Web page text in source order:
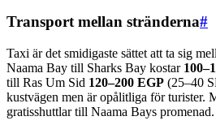
Transport mellan stränderna#
Taxi är det smidigaste sättet att ta sig
Naama Bay till Sharks Bay kostar
till Ras Um Sid 120–200 EGP (25–40
kustvägen men är opålitliga för turister.
gratisshuttlar till Naama Bays promenad.